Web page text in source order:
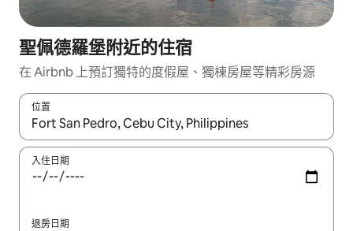
聖佩德羅堡附近的住宿
在 Airbnb 上預訂獨特的度假屋、獨棟房屋等精彩房源
位置
如有搜尋結果，瀏覽內容時請使用上下箭頭，或輕點、滑動裝置。
入住日期
退房日期